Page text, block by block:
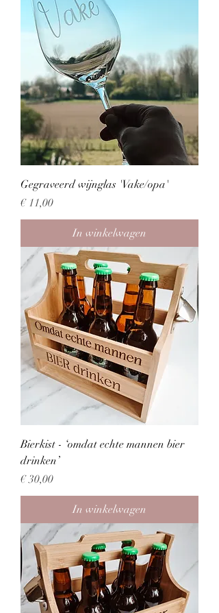
Gegraveerd wijnglas 'Vake/opa'
Prijs
€ 11,00
In winkelwagen
Bierkist - ‘omdat echte mannen bier
drinken’
Prijs
€ 30,00
In winkelwagen